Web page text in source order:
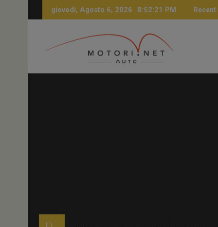
giovedì, Agosto 6, 2026 8:52:22 PM